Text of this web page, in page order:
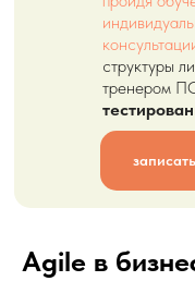
структуры
тренером
Agile в